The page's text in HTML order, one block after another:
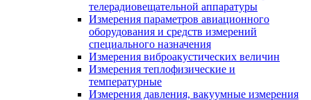
телерадиовещательной аппаратуры
Измерения параметров авиационного
оборудования и средств измерений
специального назначения
Измерения виброакустических величин
Измерения теплофизические и
температурные
Измерения давления, вакуумные измерения